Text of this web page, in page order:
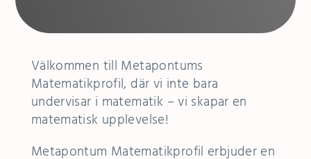
Välkommen till Metapontums
Matematikprofil, där vi inte bara
undervisar i matematik – vi skapar en
matematisk upplevelse!
Metapontum Matematikprofil erbjuder en